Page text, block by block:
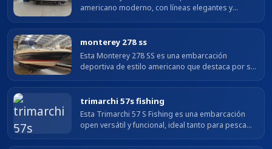
americano moderno, con líneas elegantes y
amplia bañera con asientos envolventes,...
monterey 278 ss
Esta Monterey 278 SS es una embarcación
deportiva de estilo americano que destaca por su
excelente comportamiento en...
trimarchi 57s fishing
Esta Trimarchi 57 S Fishing es una embarcación
open versátil y funcional, ideal tanto para pesca